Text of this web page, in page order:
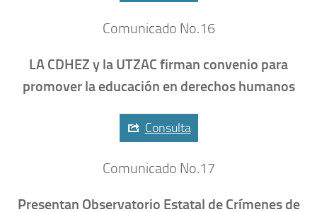
Comunicado No.16
LA CDHEZ y la UTZAC firman convenio para
promover la educación en derechos humanos
Consulta
Comunicado No.17
Presentan Observatorio Estatal de Crímenes de